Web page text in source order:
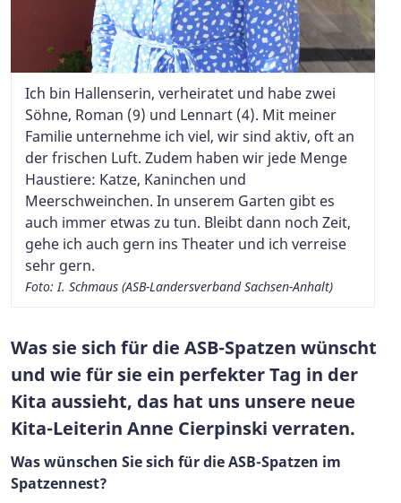
Ich bin Hallenserin, verheiratet und habe zwei
Söhne, Roman (9) und Lennart (4). Mit meiner
Familie unternehme ich viel, wir sind aktiv, oft an
der frischen Luft. Zudem haben wir jede Menge
Haustiere: Katze, Kaninchen und
Meerschweinchen. In unserem Garten gibt es
auch immer etwas zu tun. Bleibt dann noch Zeit,
gehe ich auch gern ins Theater und ich verreise
sehr gern.
Foto: I. Schmaus (ASB-Landersverband Sachsen-Anhalt)
Was sie sich für die ASB-Spatzen wünscht
und wie für sie ein perfekter Tag in der
Kita aussieht, das hat uns unsere neue
Kita-Leiterin Anne Cierpinski verraten.
Was wünschen Sie sich für die ASB-Spatzen im
Spatzennest?